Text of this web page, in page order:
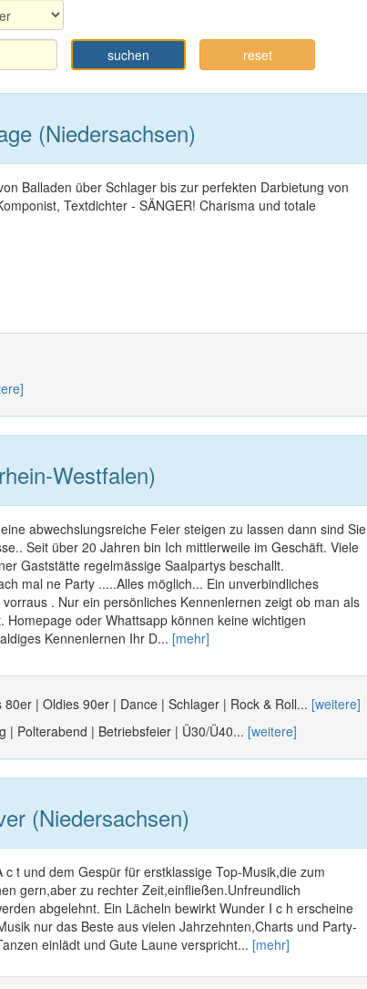
suchen reset
(Niedersachsen)
Balladen über Schlager bis zur perfekten Darbietung von
Textdichter - SÄNGER! Charisma und totale
Westfalen)
abwechslungsreiche Feier steigen zu lassen dann sind Sie
Seit über 20 Jahren bin Ich mittlerweile im Geschäft. Viele
Gaststätte regelmässige Saalpartys beschallt.
mal ne Party .....Alles möglich... Ein unverbindliches
. Nur ein persönliches Kennenlernen zeigt ob man als
Homepage oder Whattsapp können keine wichtigen
Kennenlernen Ihr D... [mehr]
| Oldies 90er | Dance | Schlager | Rock & Roll... [weitere]
| Polterabend | Betriebsfeier | Ü30/Ü40... [weitere]
(Niedersachsen)
t und dem Gespür für erstklassige Top-Musik,die zum
gern,aber zu rechter Zeit,einfließen.Unfreundlich
abgelehnt. Ein Lächeln bewirkt Wunder I c h erscheine
nur das Beste aus vielen Jahrzehnten,Charts und Party-
einlädt und Gute Laune verspricht... [mehr]